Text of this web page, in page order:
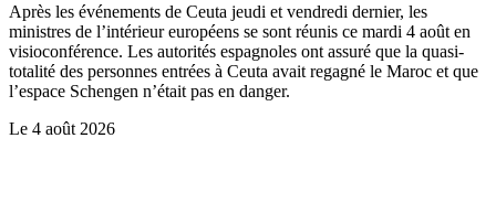
Après les événements de Ceuta jeudi et vendredi dernier, les
ministres de l’intérieur européens se sont réunis ce mardi 4 août en
visioconférence. Les autorités espagnoles ont assuré que la quasi-
totalité des personnes entrées à Ceuta avait regagné le Maroc et que
l’espace Schengen n’était pas en danger.
Le 4 août 2026